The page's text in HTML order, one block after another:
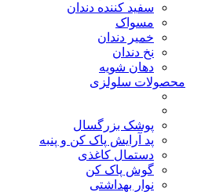
سفید کننده دندان
مسواک
خمیر دندان
نخ دندان
دهان شویه
محصولات سلولزی
پوشک بزرگسال
پد آرایش پاک کن و پنبه
دستمال کاغذی
گوش پاک کن
نوار بهداشتی